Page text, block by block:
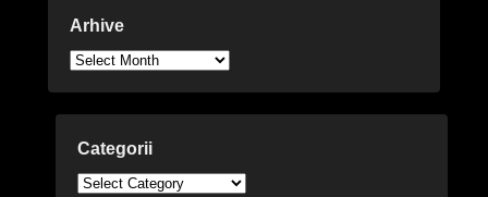
Arhive
Arhive
Categorii
Categorii